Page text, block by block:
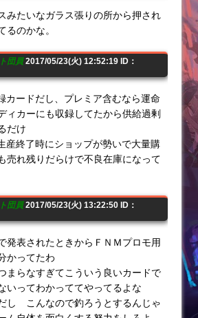
みたいなガラス張りの所から押され
るのかな。
団員2017/05/23(火) 12:52:19 ID：
カードだし、プレミア含むなら運命
ィカーにも収録してたから供給過剰
だけ
産終了時にショップが勢いで大量購
売れ残りだらけで不良在庫になって
団員2017/05/23(火) 13:22:50 ID：
発表されたときからＦＮＭプロモ用
かってたわ
まらなすぎてこういう良いカードで
いってわかっててやってるよな
し こんなので釣ろうとするんじゃ